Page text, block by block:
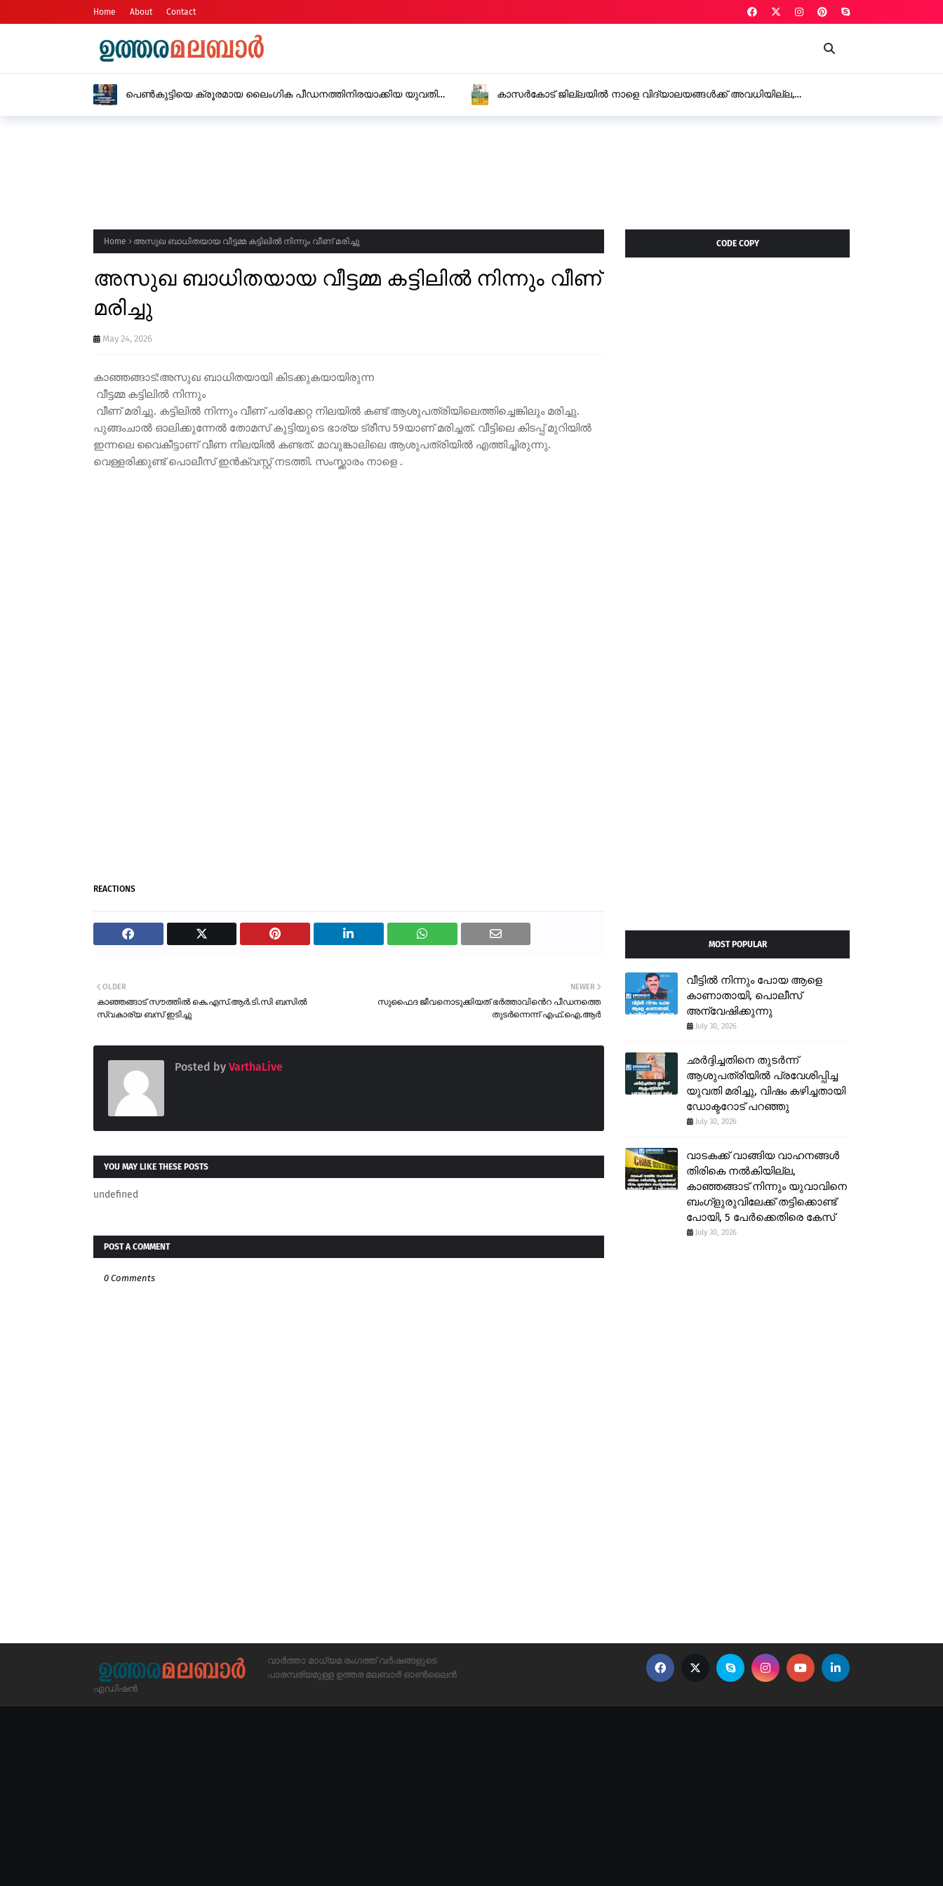
Home About Contact
കാസർകോട് ജില്ലയിൽ നാളെ വിദ്യാലയങ്ങൾക്ക് അവധിയില്ല,
Home അസുഖ ബാധിതയായ വീട്ടമ്മ കട്ടിലിൽ നിന്നും വീണ് മരിച്ചു
അസുഖ ബാധിതയായ വീട്ടമ്മ കട്ടിലിൽ നിന്നും വീണ്
മരിച്ചു
May 24, 2026
കാഞ്ഞങ്ങാട്:അസുഖ ബാധിതയായി കിടക്കുകയായിരുന്ന
വീട്ടമ്മ കട്ടിലിൽ നിന്നും
വീണ് മരിച്ചു. കട്ടിലിൽ നിന്നും വീണ് പരിക്കേറ്റ നിലയിൽ കണ്ട് ആശുപത്രിയിലെത്തിച്ചെങ്കിലും മരിച്ചു.
പുങ്ങംചാൽ ഓലിക്കുന്നേൽ തോമസ് കുട്ടിയുടെ ഭാര്യ ട്രീസ 59യാണ് മരിച്ചത്. വീട്ടിലെ കിടപ്പ് മുറിയിൽ
ഇന്നലെ വൈകീട്ടാണ് വീണ നിലയിൽ കണ്ടത്. മാവുങ്കാലിലെ ആശുപത്രിയിൽ എത്തിച്ചിരുന്നു.
വെള്ളരിക്കുണ്ട് പൊലീസ് ഇൻക്വസ്റ്റ് നടത്തി. സംസ്ക്കാരം നാളെ .
REACTIONS
NEWER
സുഫൈദ ജീവനൊടുക്കിയത് ഭർത്താവിൻെറ പീഡനത്തെ
തുടർന്നെന്ന് എഫ്.ഐ.ആർ
OLDER
കാഞ്ഞങ്ങാട് സൗത്തിൽ കെ.എസ്.ആർ.ടി.സി ബസിൽ
സ്വകാര്യ ബസ് ഇടിച്ചു
Posted by VarthaLive
YOU MAY LIKE THESE POSTS
undefined
POST A COMMENT
0 Comments
CODE COPY
MOST POPULAR
വീട്ടിൽ നിന്നും പോയ ആളെ
കാണാതായി, പൊലീസ്
അന്വേഷിക്കുന്നു
July 30, 2026
ഛർദ്ദിച്ചതിനെ തുടർന്ന്
ആശുപത്രിയിൽ പ്രവേശിപ്പിച്ച
യുവതി മരിച്ചു, വിഷം കഴിച്ചതായി
ഡോക്ടറോട് പറഞ്ഞു
July 30, 2026
വാടകക്ക് വാങ്ങിയ വാഹനങ്ങൾ
തിരികെ നൽകിയില്ല,
കാഞ്ഞങ്ങാട് നിന്നും യുവാവിനെ
ബംഗ്ളുരുവിലേക്ക് തട്ടിക്കൊണ്ട്
പോയി, 5 പേർക്കെതിരെ കേസ്
July 30, 2026
വാർത്താ മാധ്യമ രംഗത്ത് വർഷങ്ങളുടെ
പാരമ്പര്യമുള്ള ഉത്തര മലബാർ ഓൺലൈൻ
എഡിഷൻ